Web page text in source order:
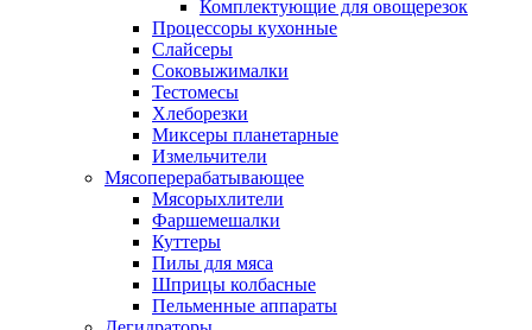
Комплектующие для овощерезок
Процессоры кухонные
Слайсеры
Соковыжималки
Тестомесы
Хлеборезки
Миксеры планетарные
Измельчители
Мясоперерабатывающее
Мясорыхлители
Фаршемешалки
Куттеры
Пилы для мяса
Шприцы колбасные
Пельменные аппараты